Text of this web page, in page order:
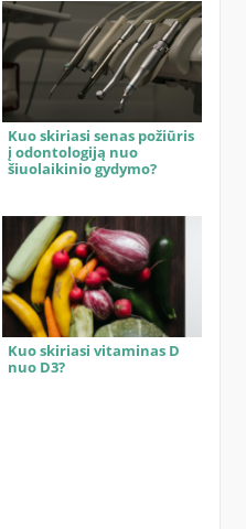
Kuo skiriasi senas požiūris
į odontologiją nuo
šiuolaikinio gydymo?
Kuo skiriasi vitaminas D
nuo D3?